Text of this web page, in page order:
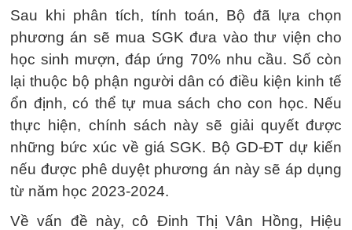
Sau khi phân tích, tính toán, Bộ đã lựa chọn
phương án sẽ mua SGK đưa vào thư viện cho
học sinh mượn, đáp ứng 70% nhu cầu. Số còn
lại thuộc bộ phận người dân có điều kiện kinh tế
ổn định, có thể tự mua sách cho con học. Nếu
thực hiện, chính sách này sẽ giải quyết được
những bức xúc về giá SGK. Bộ GD-ĐT dự kiến
nếu được phê duyệt phương án này sẽ áp dụng
từ năm học 2023-2024.
Về vấn đề này, cô Đinh Thị Vân Hồng, Hiệu